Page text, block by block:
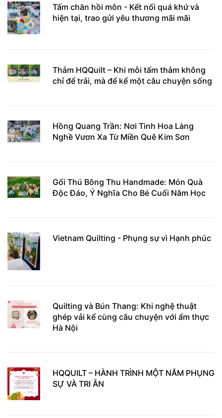
Tấm chăn hồi môn - Kết nối quá khứ và
hiện tại, trao gửi yêu thương mãi mãi
Thảm HQQuilt – Khi mỗi tấm thảm không
chỉ để trải, mà để kể một câu chuyện sống
Hồng Quang Trần: Nơi Tinh Hoa Làng
Nghề Vươn Xa Từ Miền Quê Kim Sơn
Gối Thú Bông Thu Handmade: Món Quà
Độc Đáo, Ý Nghĩa Cho Bé Cuối Năm Học
Vietnam Quilting - Phụng sự vì Hạnh phúc
Quilting và Bún Thang: Khi nghệ thuật
ghép vải kể cùng câu chuyện với ẩm thực
Hà Nội
HQQUILT – HÀNH TRÌNH MỘT NĂM PHỤNG
SỰ VÀ TRI ÂN